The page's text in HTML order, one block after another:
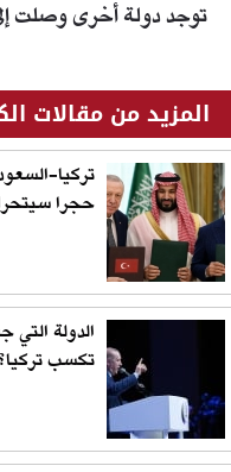
توجد دولة أخرى وصلت
المزيد من مقالات
تركيا-
حجرا
الدولة
تكسب